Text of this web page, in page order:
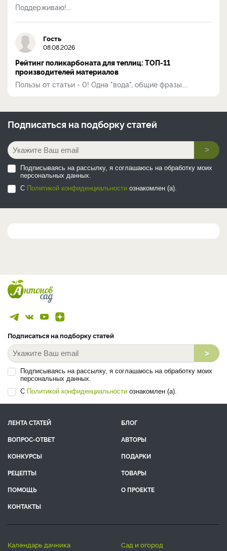
Поддерживаю!...
Гость
08.08.2026
Рейтинг поликарбоната для теплиц: ТОП-11
производителей материалов
Пользы от статьи - 0! Одна "вода", общие фразы....
Подписаться на подборку статей
>
Подписываясь на рассылку, я соглашаюсь на обработку моих
персональных данных.
С Политикой конфиденциальности ознакомлен (а).
Подписаться на подборку статей
>
Подписываясь на рассылку, я соглашаюсь на обработку моих
персональных данных.
С Политикой конфиденциальности ознакомлен (а).
ЛЕНТА СТАТЕЙ
БЛОГ
ВОПРОС-ОТВЕТ
АВТОРЫ
КОНКУРСЫ
ПОДАРКИ
РЕЦЕПТЫ
ТОВАРЫ
ПОМОЩЬ
О ПРОЕКТЕ
КОНТАКТЫ
календарь дачника сад и огород